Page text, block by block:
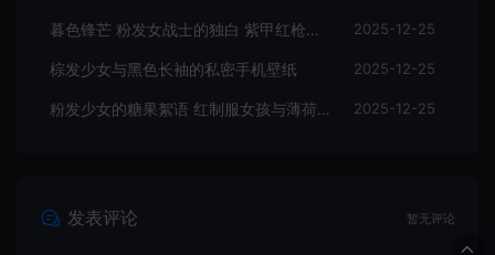
暮色锋芒 粉发女战士的独白 紫甲红枪手机壁纸 2025-12-25
棕发少女与黑色长袖的私密手机壁纸 2025-12-25
粉发少女的糖果絮语 红制服女孩与薄荷糖手机壁纸 2025-12-25
发表评论 暂无评论